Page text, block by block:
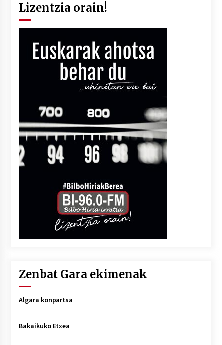
Lizentzia orain!
Zenbat Gara ekimenak
Algara konpartsa
Bakaikuko Etxea